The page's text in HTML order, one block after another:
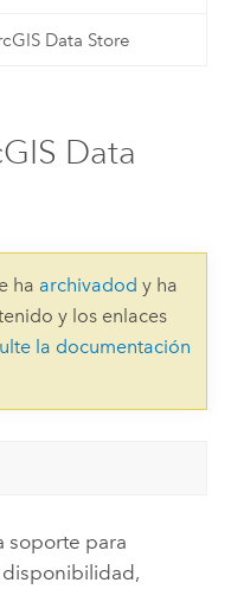
Data Store
Data
ha archivadod y ha
y los enlaces
la documentación
soporte para